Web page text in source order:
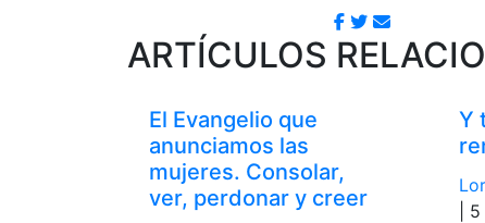
ARTÍCULOS
El Evangelio que
anunciamos las
mujeres. Consolar,
ver, perdonar y creer
Y
|